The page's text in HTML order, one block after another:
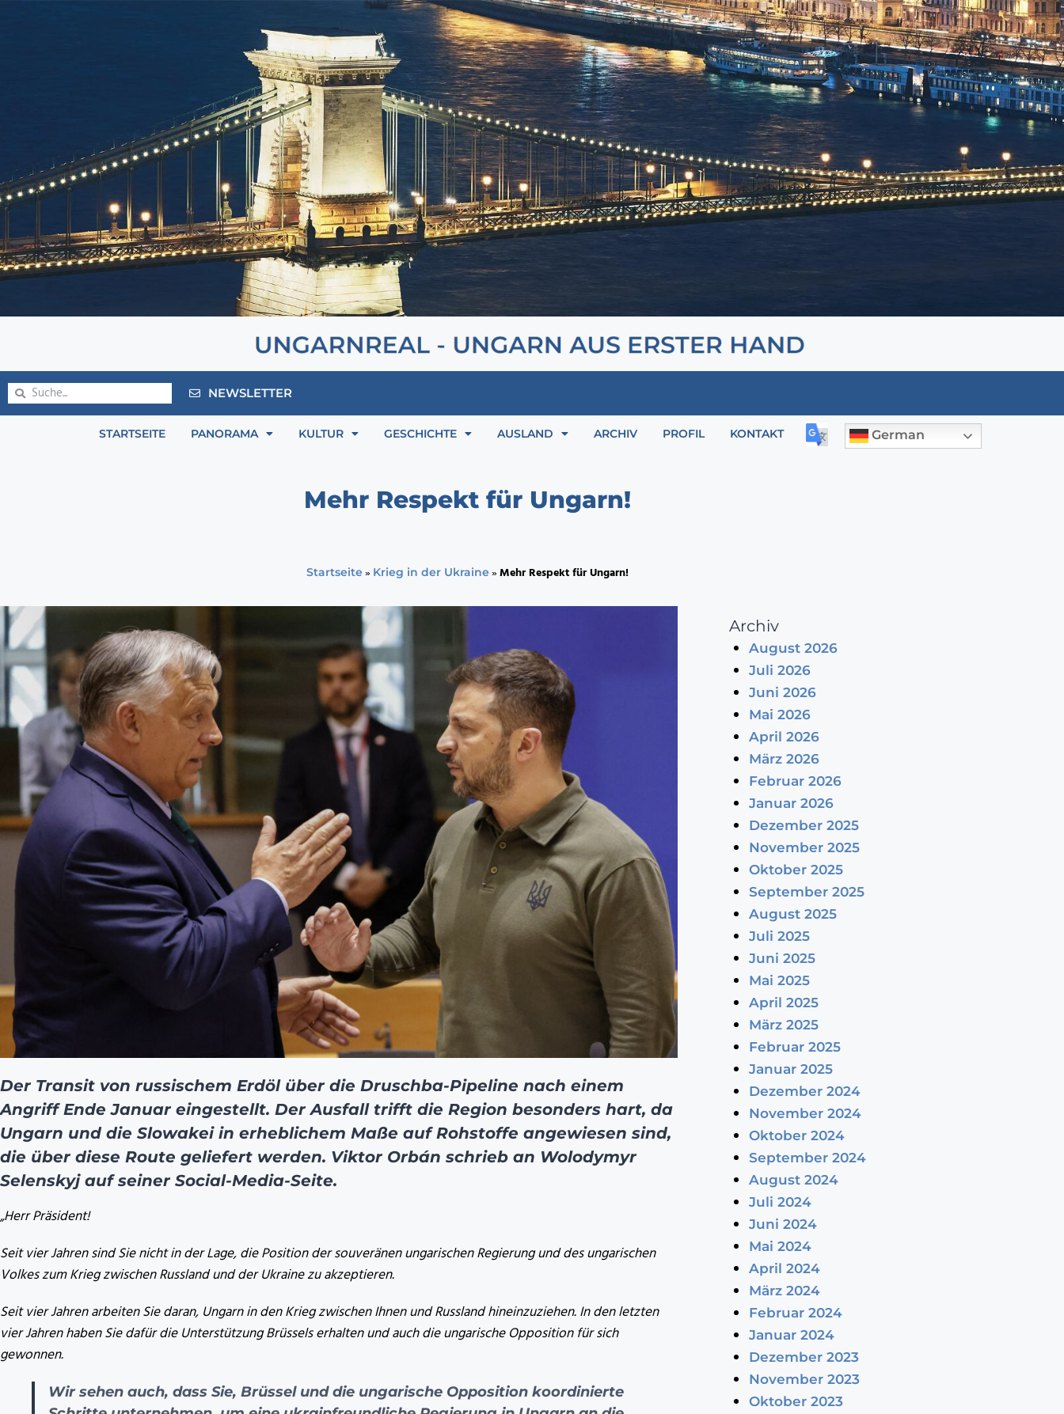
NEWSLETTER
STARTSEITE PANORAMA KULTUR GESCHICHTE AUSLAND ARCHIV PROFIL KONTAKT German
Mehr Respekt für Ungarn!
Startseite » Krieg in der Ukraine »Mehr Respekt für Ungarn!
Der Transit von russischem Erdöl über die Druschba-Pipeline nach einem
Angriff Ende Januar eingestellt. Der Ausfall trifft die Region besonders hart, da
Ungarn und die Slowakei in erheblichem Maße auf Rohstoffe angewiesen sind,
die über diese Route geliefert werden. Viktor Orbán schrieb an Wolodymyr
Selenskyj auf seiner Social-Media-Seite.
„Herr Präsident!
Seit vier Jahren sind Sie nicht in der Lage, die Position der souveränen ungarischen Regierung und des ungarischen
Volkes zum Krieg zwischen Russland und der Ukraine zu akzeptieren.
Seit vier Jahren arbeiten Sie daran, Ungarn in den Krieg zwischen Ihnen und Russland hineinzuziehen. In den letzten
vier Jahren haben Sie dafür die Unterstützung Brüssels erhalten und auch die ungarische Opposition für sich
gewonnen.
Wir sehen auch, dass Sie, Brüssel und die ungarische Opposition koordinierte
Archiv
August 2026
Juli 2026
Juni 2026
Mai 2026
April 2026
März 2026
Februar 2026
Januar 2026
Dezember 2025
November 2025
Oktober 2025
September 2025
August 2025
Juli 2025
Juni 2025
Mai 2025
April 2025
März 2025
Februar 2025
Januar 2025
Dezember 2024
November 2024
Oktober 2024
September 2024
August 2024
Juli 2024
Juni 2024
Mai 2024
April 2024
März 2024
Februar 2024
Januar 2024
Dezember 2023
November 2023
Oktober 2023